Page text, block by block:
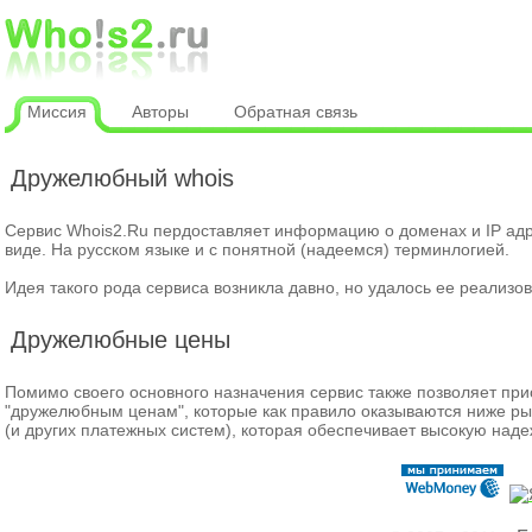
Миссия Авторы Обратная связь
Дружелюбный whois
Сервис Whois2.Ru пердоставляет информацию о доменах и IP
виде. На русском языке и с понятной (надеемся) терминлогией.
Идея такого рода сервиса возникла давно, но удалось ее
Дружелюбные цены
Помимо своего основного назначения сервис также позволяет
"дружелюбным ценам", которые как правило оказываются ниже
(и других платежных систем), которая обеспечивает высокую